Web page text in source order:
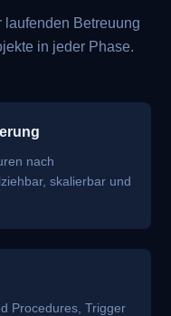
laufenden Betreuung
in jeder Phase.
nach
skalierbar und
Procedures, Trigger